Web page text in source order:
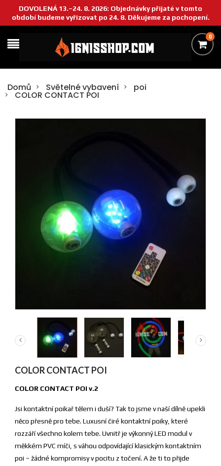
DOVOLENÁ 13.–24. 8. 2026: Objednávky přijaté v tomto
období budeme vyřizovat po 24. 8. Děkujeme za pochopení.
0
Domů Světelné vybavení poi
COLOR CONTACT POI
COLOR CONTACT POI
COLOR CONTACT POI v.2
Jsi kontaktní poikař tělem i duší? Tak to jsme v naší dílně upekli
něco přesně pro tebe. Luxusní čiré kontaktní poiky, které
rozzáří všechno kolem tebe. Uvnitř je výkonný LED modul v
měkkém PVC míči, s váhou odpovídající klasickým kontaktním
poi – žádné kompromisy v pocitu z točení. A že ti to přijde